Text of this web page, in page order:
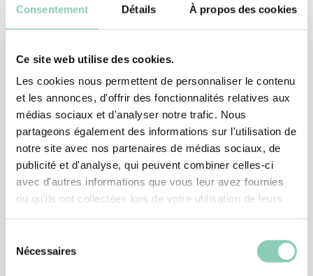
Consentement Détails À propos des cookies
Ce site web utilise des cookies.
Les cookies nous permettent de personnaliser le contenu
et les annonces, d'offrir des fonctionnalités relatives aux
médias sociaux et d'analyser notre trafic. Nous
partageons également des informations sur l'utilisation de
notre site avec nos partenaires de médias sociaux, de
publicité et d'analyse, qui peuvent combiner celles-ci
avec d'autres informations que vous leur avez fournies
ou qu'ils ont collectées lors de votre utilisation de leurs
Nécessaires
Produits associés